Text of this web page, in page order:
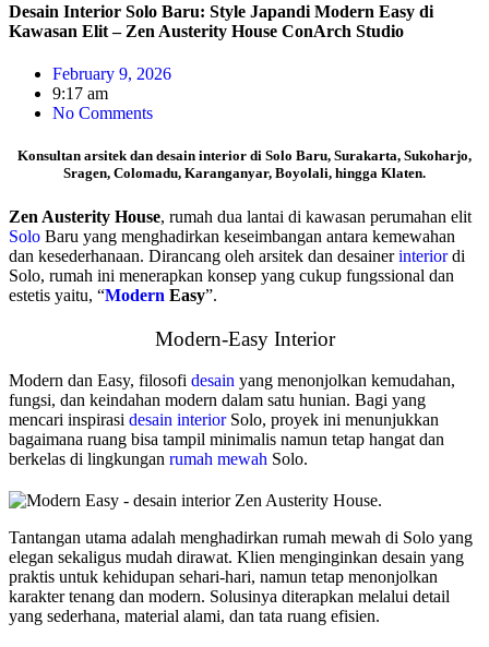
Desain Interior Solo Baru: Style Japandi Modern Easy di
Kawasan Elit – Zen Austerity House ConArch Studio
February 9, 2026
9:17 am
No Comments
Konsultan arsitek dan desain interior di Solo Baru, Surakarta, Sukoharjo,
Sragen, Colomadu, Karanganyar, Boyolali, hingga Klaten.
Zen Austerity House, rumah dua lantai di kawasan perumahan elit
Solo Baru yang menghadirkan keseimbangan antara kemewahan
dan kesederhanaan. Dirancang oleh arsitek dan desainerinteriordi
Solo, rumah ini menerapkan konsep yang cukup fungssional dan
estetis yaitu, “Modern Easy”.
Modern-Easy Interior
Modern dan Easy, filosofi desain yang menonjolkan kemudahan,
fungsi, dan keindahan modern dalam satu hunian. Bagi yang
mencari inspirasi desain interiorSolo, proyek ini menunjukkan
bagaimana ruang bisa tampil minimalis namun tetap hangat dan
berkelas di lingkungan rumah mewah Solo.
Tantangan utama adalah menghadirkan rumah mewah di Solo yang
elegan sekaligus mudah dirawat. Klien menginginkan desain yang
praktis untuk kehidupan sehari-hari, namun tetap menonjolkan
karakter tenang dan modern. Solusinya diterapkan melalui detail
yang sederhana, material alami, dan tata ruang efisien.